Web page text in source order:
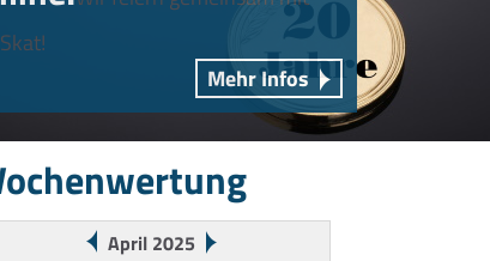
Mehr Infos
April 2025